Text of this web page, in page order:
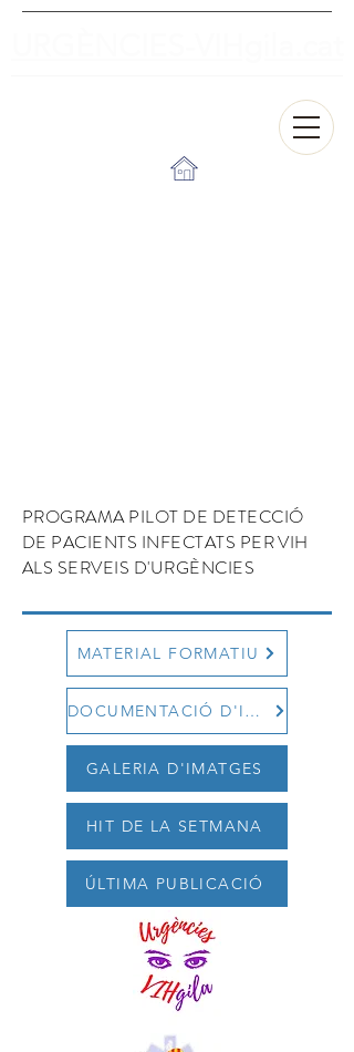
PROGRAMA PILOT DE DETECCIÓ
DE PACIENTS INFECTATS PER VIH
ALS SERVEIS D'URGÈNCIES
MATERIAL FORMATIU
DOCUMENTACIÓ D'INTERÈS
GALERIA D'IMATGES
HIT DE LA SETMANA
ÚLTIMA PUBLICACIÓ